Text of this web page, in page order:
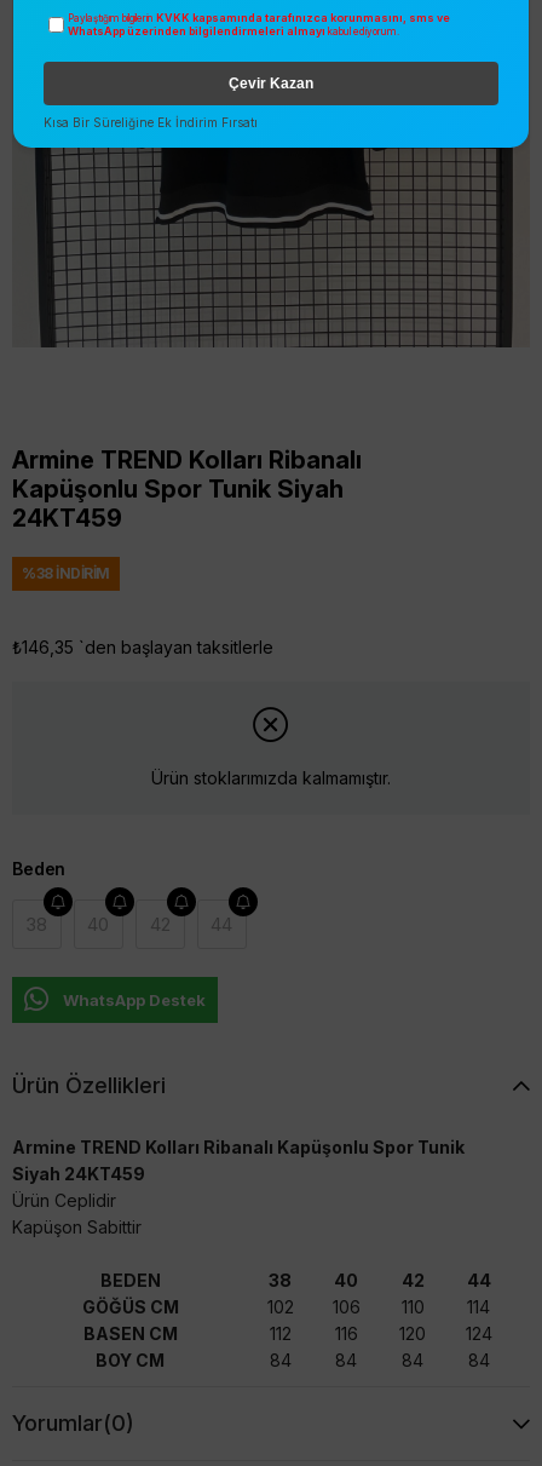
Armine TREND Kolları Ribanalı
Kapüşonlu Spor Tunik Siyah
24KT459
%38İNDIRIM
₺146,35 `den başlayan taksitlerle
Ürün stoklarımızda kalmamıştır.
Beden
38 40 42 44
WhatsApp Destek
Ürün Özellikleri
Armine TREND Kolları Ribanalı Kapüşonlu Spor Tunik
Siyah 24KT459
Ürün Ceplidir
Kapüşon Sabittir
BEDEN 38 40 42
44
GÖĞÜS CM
102 106 110
114
BASEN CM
112 116 120
124
BOY CM
84 84 84 84
Yorumlar(0)
Paylaştığım bilgilerin KVKK kapsamında tarafınızca korunmasını, sms ve
WhatsApp üzerinden bilgilendirmeleri almayı kabul ediyorum.
Çevir Kazan
Kısa Bir Süreliğine Ek İndirim Fırsatı